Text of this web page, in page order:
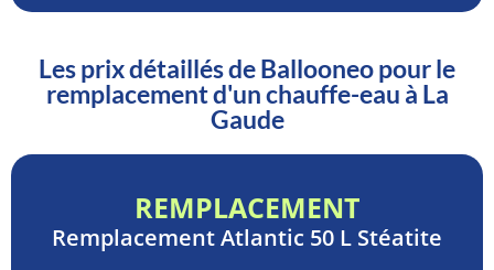
Les prix détaillés de Ballooneo pour le
remplacement d'un chauffe-eau à La
Gaude
REMPLACEMENT
RemplacementAtlantic 50 L Stéatite